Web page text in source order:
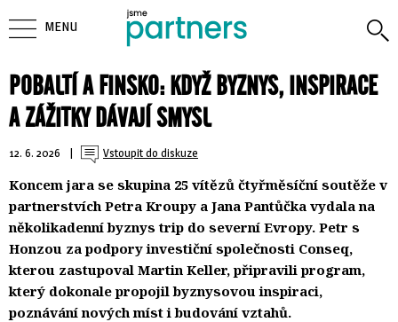
POBALTÍ A FINSKO: KDYŽ BYZNYS, INSPIRACE
A ZÁŽITKY DÁVAJÍ SMYSL
12. 6. 2026 | Vstoupit do diskuze
Koncem jara se skupina 25 vítězů čtyřměsíční soutěže v
partnerstvích Petra Kroupy a Jana Pantůčka vydala na
několikadenní byznys trip do severní Evropy. Petr s
Honzou za podpory investiční společnosti Conseq,
kterou zastupoval Martin Keller, připravili program,
který dokonale propojil byznysovou inspiraci,
poznávání nových míst i budování vztahů.
MENU